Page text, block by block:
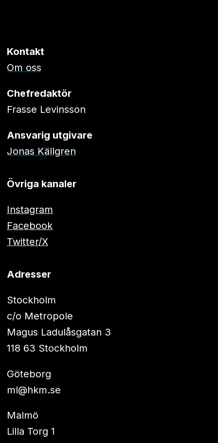
Kontakt
Om oss
Chefredaktör
Frasse Levinsson
Ansvarig utgivare
Jonas Källgren
Övriga kanaler
Instagram
Facebook
Twitter/X
Adresser
Stockholm
c/o Metropole
Magus Ladulåsgatan 3
118 63 Stockholm
Göteborg
ml@hkm.se
Malmö
Lilla Torg 1